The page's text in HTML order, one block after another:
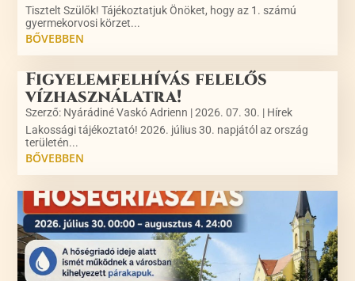
Tisztelt Szülők! Tájékoztatjuk Önöket, hogy az 1. számú
gyermekorvosi körzet...
BŐVEBBEN
Figyelemfelhívás felelős
vízhasználatra!
Szerző: Nyárádiné Vaskó Adrienn |2026. 07. 30. | Hírek
Lakossági tájékoztató! 2026. július 30. napjától az ország
területén...
BŐVEBBEN